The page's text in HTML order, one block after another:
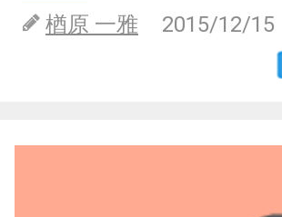
楢原 一雅
2015/12/15